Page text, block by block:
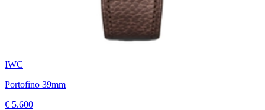
IWC
Portofino 39mm
€ 5.600